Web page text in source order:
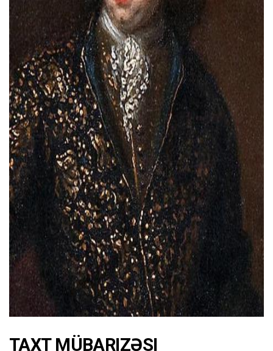
ad
TAXT MÜBARIZƏSI